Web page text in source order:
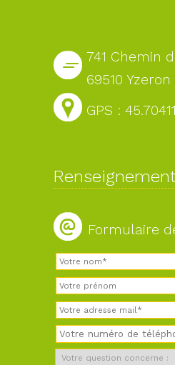
741 Chemin
69510 Yzeron
GPS :
Formulaire